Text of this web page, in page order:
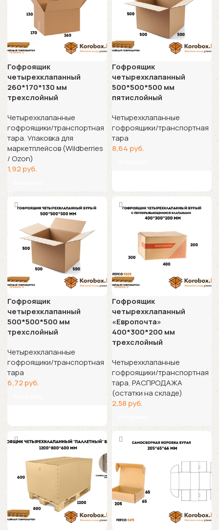
Гофроящик
четырехклапанный
260*170*130 мм
трехслойный
Четырехклапанные
гофроящики/транспортная
тара, Упаковка для
маркетплейсов (Wildberries
/ Ozon)
1,92руб.
Гофроящик
четырехклапанный
500*500*500 мм
пятислойный
Четырехклапанные
гофроящики/транспортная
тара
8,64 руб.
Гофроящик
четырехклапанный
500*500*500 мм
трехслойный
Четырехклапанные
гофроящики/транспортная
тара
6,72руб.
Гофроящик
четырехклапанный
«Европочта»
400*300*200 мм
трехслойный
Четырехклапанные
гофроящики/транспортная
тара, РАСПРОДАЖА
(остатки на складе)
2,58 руб.